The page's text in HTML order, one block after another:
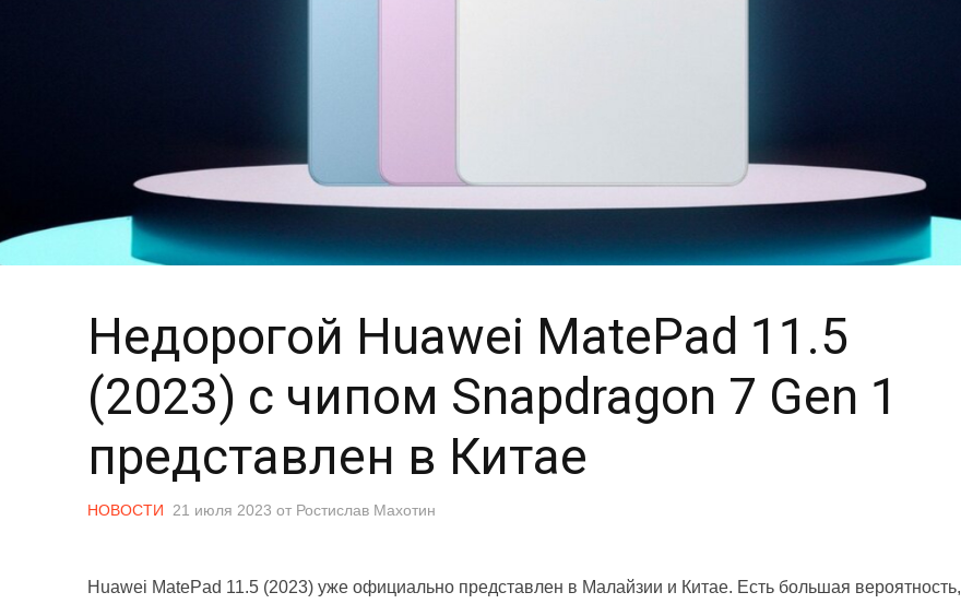
Недорогой Huawei MatePad 11.5
(2023) с чипом Snapdragon 7 Gen 1
представлен в Китае
НОВОСТИ 21 июля 2023 от Ростислав Махотин
Huawei MatePad 11.5 (2023) уже официально представлен в Малайзии и Китае. Есть большая вероятность,